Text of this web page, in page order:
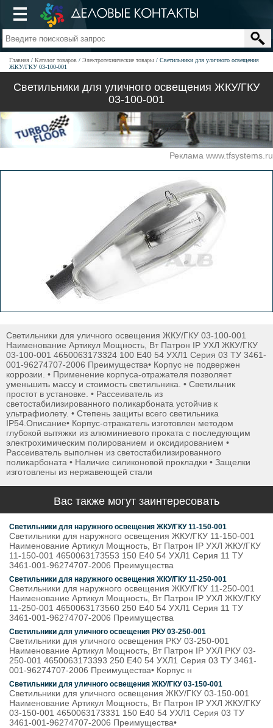
Главная Каталог товаров Электротехнические товары
Светильники для уличного освещения
ЖКУ/ГКУ 03-100-001
Светильники для уличного освещения ЖКУ/ГКУ
03-100-001
Реклама www.tfsystems.ru
Светильники для уличного освещения ЖКУ/ГКУ 03-100-001
Наименование Артикул Мощность, Вт Патрон IP УХЛ ЖКУ/ГКУ
03-100-001 4650063173324 100 E40 54 УХЛ1 Серия 03 ТУ 3461-
001-96274707-2006 Преимущества• Корпус не подвержен
коррозии. • Применение корпуса-отражателя позволяет
уменьшить массу и стоимость светильника. • Светильник
простот в установке. • Рассеиватель из
светостабилизированного поликарбоната устойчив к
ультрафиолету. • Cтепень защиты всего светильника
IP54.Описание• Корпус-отражатель изготовлен методом
глубокой вытяжки из алюминиевого проката с последующим
электрохимическим полированием и оксидированием •
Рассеиватель выполнен из светостабилизированного
поликарбоната • Наличие силиконовой прокладки • Защелки
изготовлены из нержавеющей стали
Вас также могут заинтересовать
Светильники для наружного освещения ЖКУ/ГКУ 11-150-001
Светильники для наружного освещения ЖКУ/ГКУ 11-150-001
Наименование Артикул Мощность, Вт Патрон IP УХЛ ЖКУ/ГКУ
11-150-001 4650063173553 150 E40 54 УХЛ1 Серия 11 ТУ
3461-001-96274707-2006 Преимущества
Светильники для наружного освещения ЖКУ/ГКУ 11-250-001
Светильники для наружного освещения ЖКУ/ГКУ 11-250-001
Наименование Артикул Мощность, Вт Патрон IP УХЛ ЖКУ/ГКУ
11-250-001 4650063173560 250 E40 54 УХЛ1 Серия 11 ТУ
3461-001-96274707-2006 Преимущества
Светильники для уличного освещения РКУ 03-250-001
Светильники для уличного освещения РКУ 03-250-001
Наименование Артикул Мощность, Вт Патрон IP УХЛ РКУ 03-
250-001 4650063173393 250 E40 54 УХЛ1 Серия 03 ТУ 3461-
001-96274707-2006 Преимущества• Корпус н
Светильники для уличного освещения ЖКУ/ГКУ 03-150-001
Светильники для уличного освещения ЖКУ/ГКУ 03-150-001
Наименование Артикул Мощность, Вт Патрон IP УХЛ ЖКУ/ГКУ
03-150-001 4650063173331 150 E40 54 УХЛ1 Серия 03 ТУ
3461-001-96274707-2006 Преимущества•